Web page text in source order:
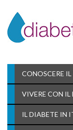
CONOSCERE
VIVERE CON IL
IL DIABETE IN